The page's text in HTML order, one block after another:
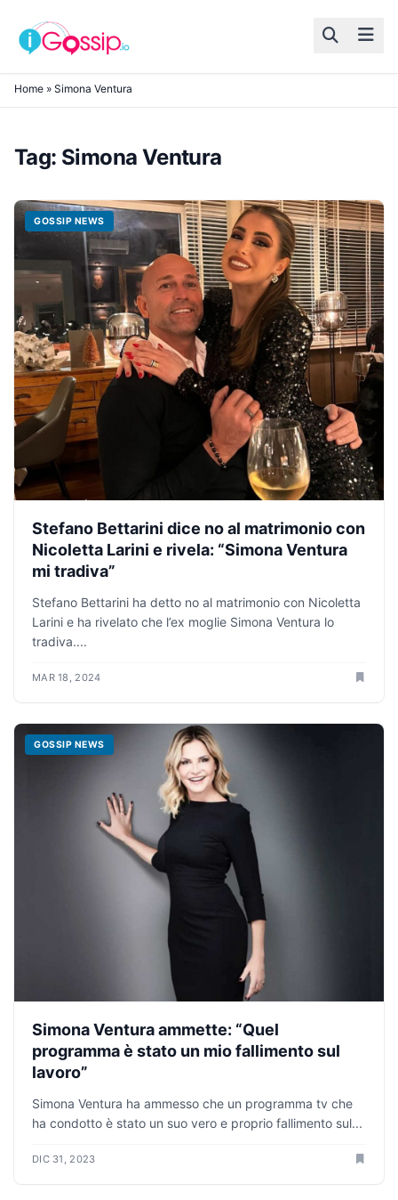
Skip to content
Home » Simona Ventura
Tag: Simona Ventura
GOSSIP NEWS
Stefano Bettarini dice no al matrimonio con
Nicoletta Larini e rivela: “Simona Ventura
mi tradiva”
Stefano Bettarini ha detto no al matrimonio con Nicoletta
Larini e ha rivelato che l’ex moglie Simona Ventura lo
tradiva....
MAR 18, 2024
GOSSIP NEWS
Simona Ventura ammette: “Quel
programma è stato un mio fallimento sul
lavoro”
Simona Ventura ha ammesso che un programma tv che
ha condotto è stato un suo vero e proprio fallimento sul...
DIC 31, 2023